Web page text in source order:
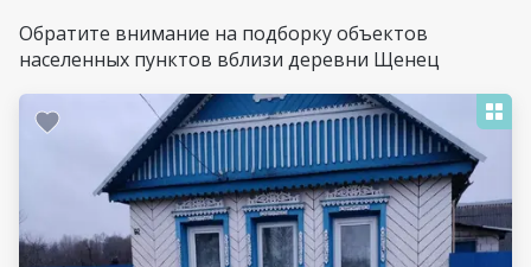
Обратите внимание на подборку объектов
населенных пунктов вблизи деревни Щенец